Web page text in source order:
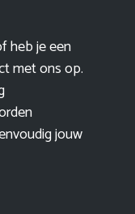
heb je een
met ons op.
jouw